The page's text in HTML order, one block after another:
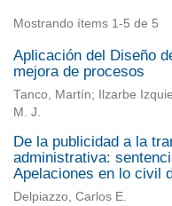
Mostrando ítems 1-5 de 5
Aplicación del Diseño
mejora de procesos
Tanco, Martín; Ilzarbe
M. J.
De la publicidad a la
administrativa:
Apelaciones en lo civil
Delpiazzo, Carlos E.